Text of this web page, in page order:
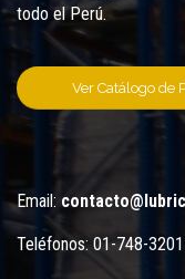
todo el Perú.
Ver Catálogo de
Email:
Teléfonos: 01-748-3201